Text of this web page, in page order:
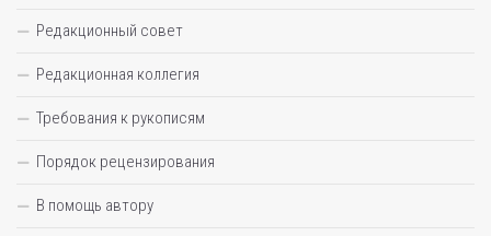
Редакционный совет
Редакционная коллегия
Требования к рукописям
Порядок рецензирования
В помощь автору